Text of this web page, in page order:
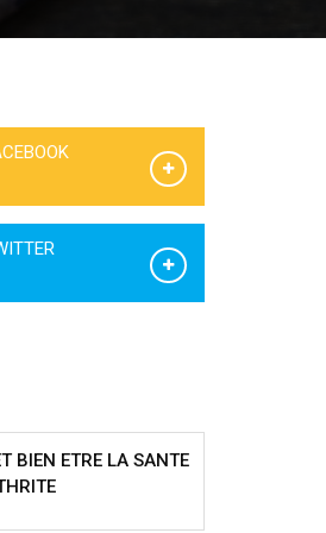
BIEN ETRE LA SANTE